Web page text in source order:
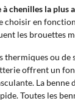
chenilles la plus
en
les brouettes
ou
offrent un
La
Toutes les